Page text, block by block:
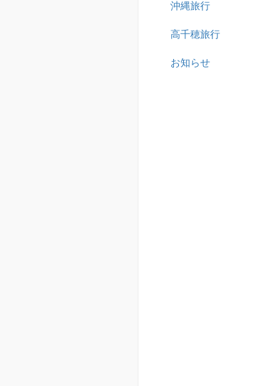
沖縄旅行
高千穂旅行
お知らせ